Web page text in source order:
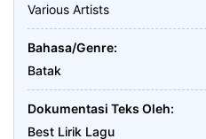
Various Artists
Bahasa/Genre
Batak
Dokumentasi Teks Oleh
Best Lirik Lagu